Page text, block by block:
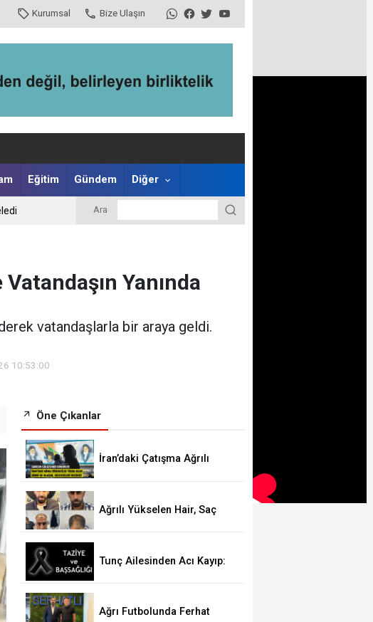
Kurumsal Bize Ulaşın
Eğitim Gündem Diğer
Ara
Yanında
vatandaşlarla bir araya geldi.
10:53:00
Öne Çıkanlar
İran’daki Çatışma Ağrılı
Ağrılı Yükselen Hair, Saç
Şube Açıyor!
Tunç Ailesinden Acı Kayıp:
Ağrı Futbolunda Ferhat